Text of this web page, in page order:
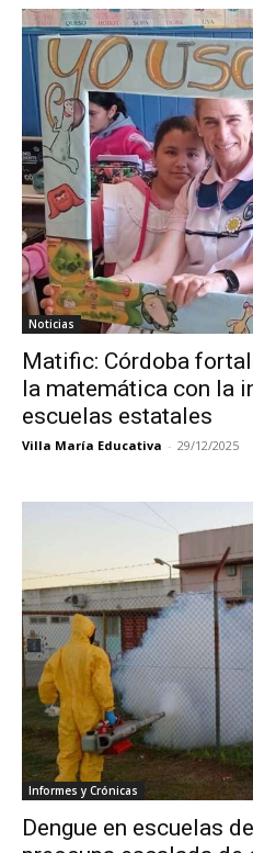
Noticias
Matific: Córdoba
la matemática con la
escuelas estatales
Villa María Educativa - 29/12/2025
Informes y Crónicas
Dengue en escuelas